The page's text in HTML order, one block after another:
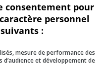
rendus à un bâtiment situé
barricadé dans une
consentement pour
personnel
:
mesure de performance des
et développement de